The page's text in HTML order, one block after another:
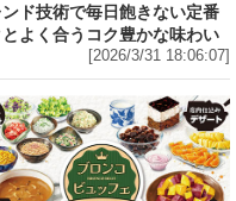
ド技術で毎日飽きない定番
よく合うコク豊かな味わい
[2026/3/31 18:06:07]